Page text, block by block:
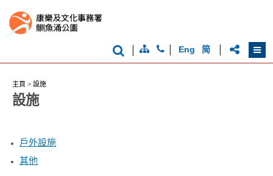
Eng 简
主頁 > 設施
設施
戶外設施
其他